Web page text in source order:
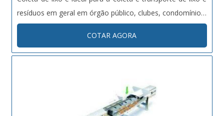
resíduos em geral em órgão público, clubes, condomínios,
parques ou mesmo em locais de difícil acesso de
caminhões. A carroceria deste modelo é fabricado em
chapa com es....
COTAR AGORA